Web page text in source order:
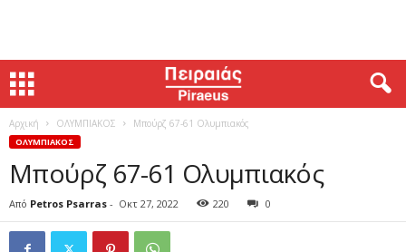
Αρχική ΟΛΥΜΠΙΑΚΟΣ Μπούρζ 67-61 Ολυμπιακός
ΟΛΥΜΠΙΑΚΟΣ
Μπούρζ 67-61 Ολυμπιακός
Από Petros Psarras - Οκτ 27, 2022 220 0